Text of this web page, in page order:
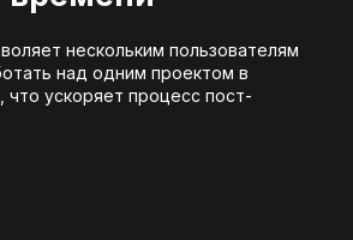
нескольким пользователям
над одним проектом в
ускоряет процесс пост-